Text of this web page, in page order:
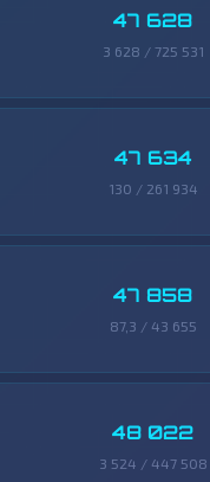
47 628
3 628 / 725 531
47 634
130 / 261 934
47 858
87,3 / 43 655
48 022
3 524 / 447 508